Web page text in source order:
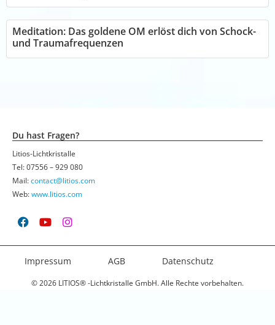
Meditation: Das goldene OM erlöst dich von Schock-
und Traumafrequenzen
Du hast Fragen?
Litios-Lichtkristalle
Tel: 07556 – 929 080
Mail:contact@litios.com
Web:www.litios.com
F
a
e
b
Y
o
t
u
e
I
n
t
a
r
Impressum AGB Datenschutz
© 2026 LITIOS® -Lichtkristalle GmbH. Alle Rechte vorbehalten.